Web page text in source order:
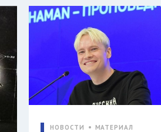
НОВОСТИ МАТЕРИАЛ